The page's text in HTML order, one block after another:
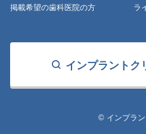
掲載希望の歯科医院の方 ラ
インプラントク
© インプラ